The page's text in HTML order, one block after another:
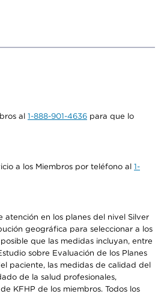
al 1-888-901-4636 para que lo
a los Miembros por teléfono al 1-
atención en los planes del nivel Silver
geográfica para seleccionar a los
que las medidas incluyan, entre
sobre Evaluación de los Planes
paciente, las medidas de calidad del
de la salud profesionales,
KFHP de los miembros. Todos los